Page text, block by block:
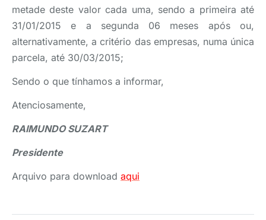
metade deste valor cada uma, sendo a primeira até
31/01/2015 e a segunda 06 meses após ou,
alternativamente, a critério das empresas, numa única
parcela, até 30/03/2015;
Sendo o que tínhamos a informar,
Atenciosamente,
RAIMUNDO SUZART
Presidente
Arquivo para download aqui